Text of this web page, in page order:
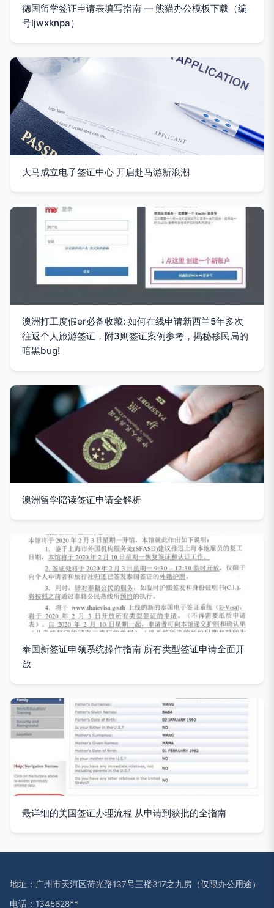
德国留学签证申请表填写指南 — 熊猫办公模板下载（编
号ljwxknpa）
大马成立电子签证中心 开启赴马游新浪潮
澳洲打工度假er必备收藏: 如何在线申请新西兰5年多次
往返个人旅游签证，附3则签证案例参考，揭秘移民局的
暗黑bug!
澳洲留学陪读签证申请全解析
泰国新签证申领系统操作指南 所有类型签证申请全面开
放
最详细的美国签证办理流程 从申请到获批的全指南
地址：广州市天河区荷光路137号三楼317之九房（仅限办公用途）
电话：1345628**